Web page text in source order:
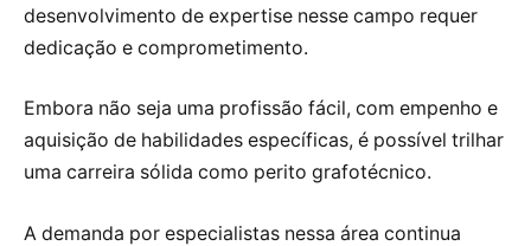
desenvolvimento de expertise nesse campo requer
dedicação e comprometimento.
Embora não seja uma profissão fácil, com empenho e
aquisição de habilidades específicas, é possível trilhar
uma carreira sólida como perito grafotécnico.
A demanda por especialistas nessa área continua